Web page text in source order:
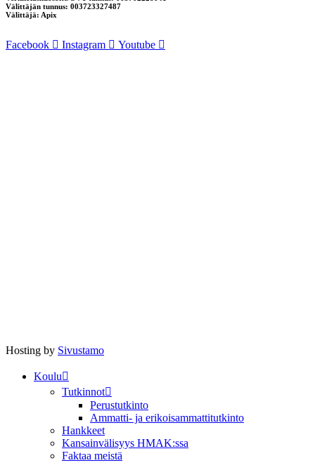
Välittäjän tunnus: 003723327487
Välittäjä: Apix
Facebook Instagram Youtube
Hosting by Sivustamo
Koulu
Tutkinnot
Perustutkinto
Ammatti- ja erikoisammattitutkinto
Hankkeet
Kansainvälisyys HMAK:ssa
Faktaa meistä